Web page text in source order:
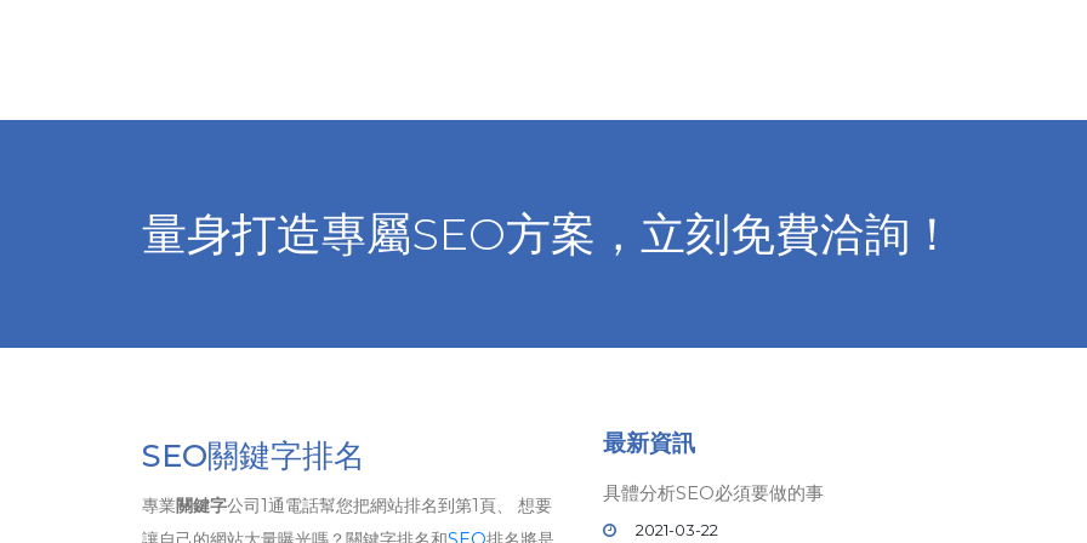
量身打造專屬SEO方案，立刻免費洽詢！
SEO關鍵字排名
專業關鍵字公司1通電話幫您把網站排名到第1頁、 想要
最新資訊
具體分析SEO必須要做的事
2021-03-22